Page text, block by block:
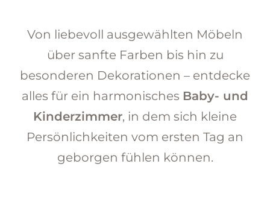
Von liebevoll ausgewählten Möbeln
über sanfte Farben bis hin zu
besonderen Dekorationen – entdecke
alles für ein harmonisches Baby- und
Kinderzimmer, in dem sich kleine
Persönlichkeiten vom ersten Tag an
geborgen fühlen können.